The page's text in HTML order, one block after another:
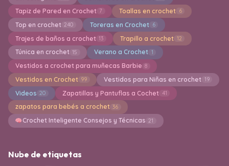
Tapiz de Pared en Crochet 7 Toallas en crochet 6
Top en crochet 240 Toreras en Crochet 6
Trajes de baños a crochet 13 Trapillo a crochet 12
Túnica en crochet 15 Verano a Crochet 1
Vestidos a crochet para muñecas Barbie 8
Vestidos en Crochet 99 Vestidos para Niñas en crochet 19
Videos 20 Zapatillas y Pantuflas a Cochet 41
zapatos para bebés a crochet 36
Crochet Inteligente Consejos y Técnicas 21
Nube de etiquetas